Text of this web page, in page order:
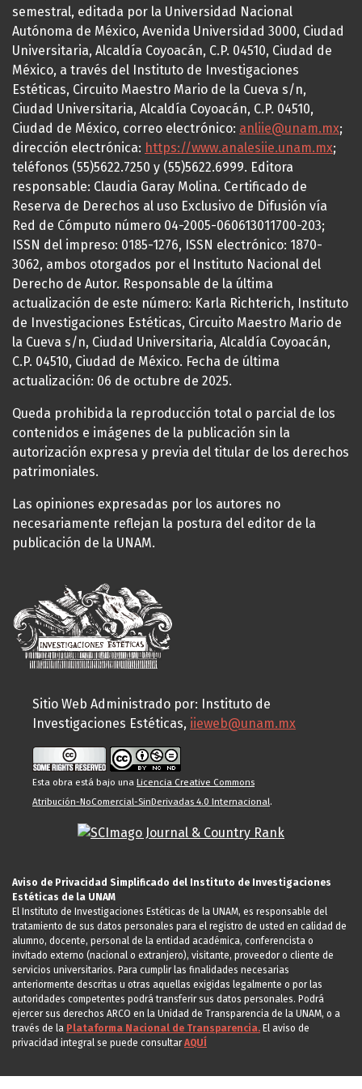
semestral, editada por la Universidad Nacional
Autónoma de México, Avenida Universidad 3000, Ciudad
Universitaria, Alcaldía Coyoacán, C.P. 04510, Ciudad de
México, a través del Instituto de Investigaciones
Estéticas, Circuito Maestro Mario de la Cueva s/n,
Ciudad Universitaria, Alcaldía Coyoacán, C.P. 04510,
Ciudad de México, correo electrónico: anliie@unam.mx;
dirección electrónica: https://www.analesiie.unam.mx;
teléfonos (55)5622.7250 y (55)5622.6999. Editora
responsable: Claudia Garay Molina. Certificado de
Reserva de Derechos al uso Exclusivo de Difusión vía
Red de Cómputo número 04-2005-060613011700-203;
ISSN del impreso: 0185-1276, ISSN electrónico: 1870-
3062, ambos otorgados por el Instituto Nacional del
Derecho de Autor. Responsable de la última
actualización de este número: Karla Richterich, Instituto
de Investigaciones Estéticas, Circuito Maestro Mario de
la Cueva s/n, Ciudad Universitaria, Alcaldía Coyoacán,
C.P. 04510, Ciudad de México. Fecha de última
actualización: 06 de octubre de 2025.
Queda prohibida la reproducción total o parcial de los
contenidos e imágenes de la publicación sin la
autorización expresa y previa del titular de los derechos
patrimoniales.
Las opiniones expresadas por los autores no
necesariamente reflejan la postura del editor de la
publicación de la UNAM.
Sitio Web Administrado por: Instituto de
Investigaciones Estéticas, iieweb@unam.mx
Esta obra está bajo una Licencia Creative Commons
Atribución-NoComercial-SinDerivadas 4.0 Internacional.
Aviso de Privacidad Simplificado del Instituto de Investigaciones
Estéticas de la UNAM
El Instituto de Investigaciones Estéticas de la UNAM, es responsable del
tratamiento de sus datos personales para el registro de usted en calidad de
alumno, docente, personal de la entidad académica, conferencista o
invitado externo (nacional o extranjero), visitante, proveedor o cliente de
servicios universitarios. Para cumplir las finalidades necesarias
anteriormente descritas u otras aquellas exigidas legalmente o por las
autoridades competentes podrá transferir sus datos personales. Podrá
ejercer sus derechos ARCO en la Unidad de Transparencia de la UNAM, o a
través de la Plataforma Nacional de Transparencia. El aviso de
privacidad integral se puede consultarAQUÍ